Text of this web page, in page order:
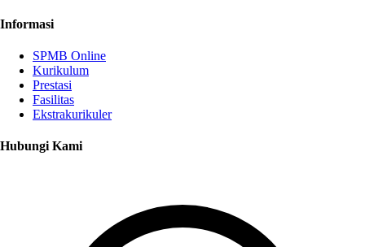
Informasi
SPMB Online
Kurikulum
Prestasi
Fasilitas
Ekstrakurikuler
Hubungi Kami